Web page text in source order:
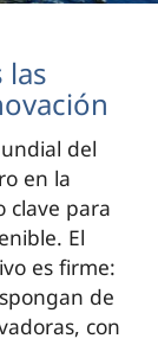
las
del
en la
clave para
El
es firme:
de
con